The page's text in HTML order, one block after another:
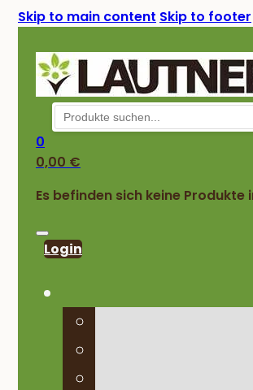
Skip to main content Skip to footer
0
0,00 €
Es befinden sich keine Produkte
Login